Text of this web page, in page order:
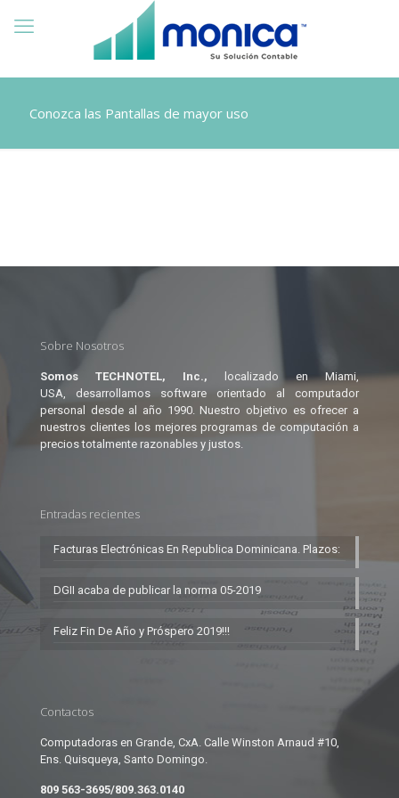
Conozca las Pantallas de mayor uso
Sobre Nosotros
Somos TECHNOTEL, Inc.,
localizado en Miami,
USA, desarrollamos software orientado al computador
personal desde al año 1990. Nuestro objetivo es ofrecer a
nuestros clientes los mejores programas de computación a
precios totalmente razonables y justos.
Entradas recientes
Facturas Electrónicas En Republica Dominicana. Plazos:
DGII acaba de publicar la norma 05-2019
Feliz Fin De Año y Próspero 2019!!!
Contactos
Computadoras en Grande, CxA. Calle Winston Arnaud #10,
Ens. Quisqueya, Santo Domingo.
809 563-3695/809.363.0140